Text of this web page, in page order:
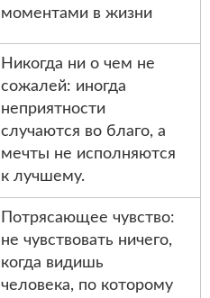
моментами в жизни
Никогда ни о чем не
сожалей: иногда
неприятности
случаются во благо, а
мечты не исполняются
к лучшему.
Потрясающее чувство:
не чувствовать ничего,
когда видишь
человека, по которому